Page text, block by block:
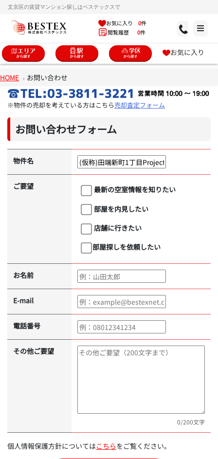
文京区の賃貸マンション探しはベステックスで
お気に入り 0件
閲覧履歴 0件
お気に入り
HOME お問い合わせ
※物件の売却を考えている方はこちら売却査定フォーム
お問い合わせフォーム
物件名
ご要望
最新の空室情報を知りたい
部屋を内見したい
店舗に行きたい
部屋探しを依頼したい
お名前
E-mail
電話番号
その他ご要望
0/200文字
個人情報保護方針についてはこちらをご覧ください。